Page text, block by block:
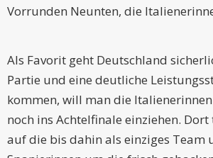
Vorrunden Neunten, die
Als Favorit geht Deutschland
Partie und eine deutliche
kommen, will man die
noch ins Achtelfinale einziehen.
auf die bis dahin als einziges Team